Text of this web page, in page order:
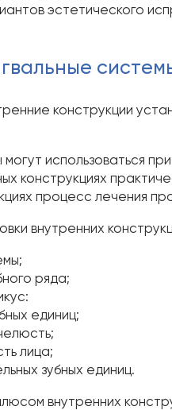
эстетического
конструкции
использоваться
конструкциях
процесс лечения
внутренних
ряда;
единиц;
лица;
зубных единиц.
внутренних